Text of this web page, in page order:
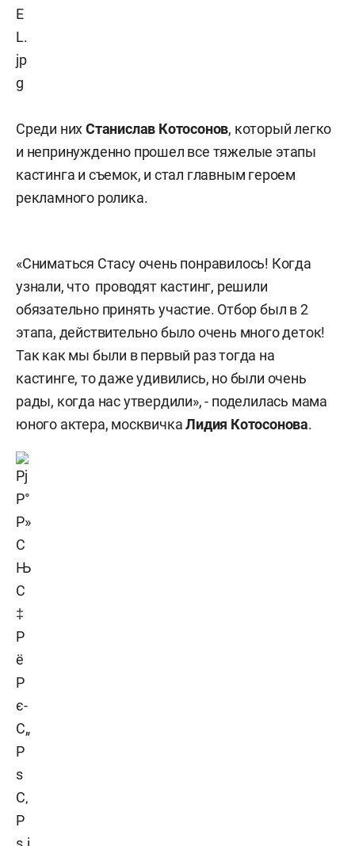
Среди нихСтанислав Котосонов, который легко
и непринужденно прошел все тяжелые этапы
кастинга и съемок, и стал главным героем
рекламного ролика.
«Сниматься Стасу очень понравилось! Когда
узнали, что проводят кастинг, решили
обязательно принять участие. Отбор был в 2
этапа, действительно было очень много деток!
Так как мы были в первый раз тогда на
кастинге, то даже удивились, но были очень
рады, когда нас утвердили», - поделилась мама
юного актера, москвичкаЛидия Котосонова.